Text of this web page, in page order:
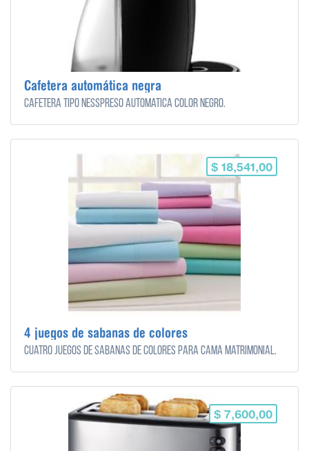
Cafetera automática negra
Cafetera tipo nesspreso automática color negro.
$ 18,541,00
4 juegos de sabanas de colores
Cuatro juegos de sabanas de colores para cama matrimonial.
$ 7,600,00